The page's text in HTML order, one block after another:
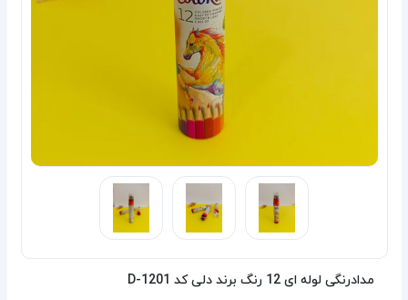
مدادرنگی لوله ای 12 رنگ برند دلی کد D-1201